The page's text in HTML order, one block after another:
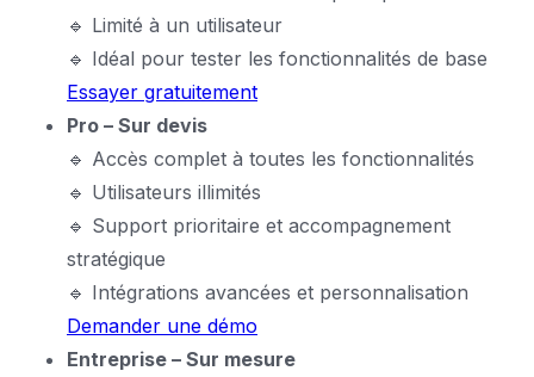
🔹 Limité à un utilisateur
🔹 Idéal pour tester les fonctionnalités de base
Essayer gratuitement
Pro – Sur devis
🔹 Accès complet à toutes les fonctionnalités
🔹 Utilisateurs illimités
🔹 Support prioritaire et accompagnement
stratégique
🔹 Intégrations avancées et personnalisation
Demander une démo
Entreprise – Sur mesure